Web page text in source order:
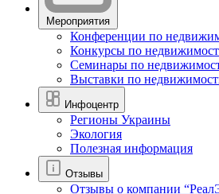
Мероприятия
Конференции по
Конкурсы по
Семинары по
Выставки по
Инфоцентр
Регионы Украины
Экология
Полезная информация
Отзывы
Отзывы о компании